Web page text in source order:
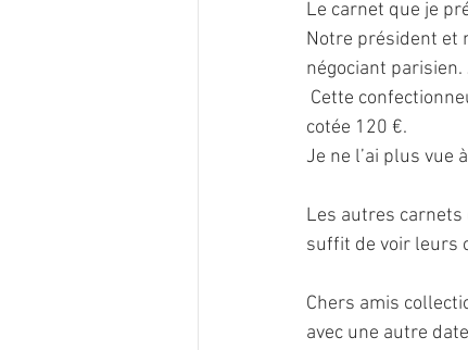
Le carnet que je
Notre président et
négociant parisien.
cotée 120 €.
Je ne l’ai plus vue
Les autres
suffit de voir leurs
Chers amis
avec une autre